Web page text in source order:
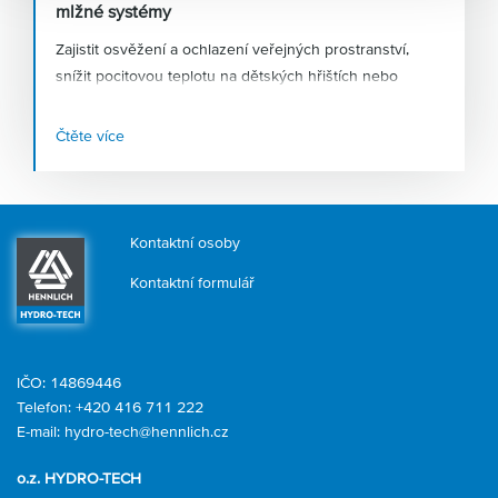
mlžné systémy
Zajistit osvěžení a ochlazení veřejných prostranství,
snížit pocitovou teplotu na dětských hřištích nebo
jen několik způsobů využití
dodává, zaznamenává růst poptávky po tomto zařízení v
řádu desítek procent.
Čtěte více
Kontaktní osoby
Kontaktní formulář
o.z. HYDRO-TECH
IČO: 14869446
Telefon: +420 416 711 222
E-mail: hydro-tech@hennlich.cz